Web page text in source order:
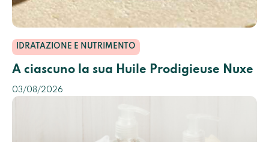
IDRATAZIONE E NUTRIMENTO
A ciascuno la sua Huile Prodigieuse Nuxe
03/08/2026